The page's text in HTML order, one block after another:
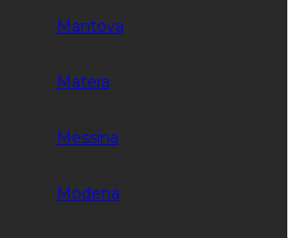
Mantova
Matera
Messina
Modena